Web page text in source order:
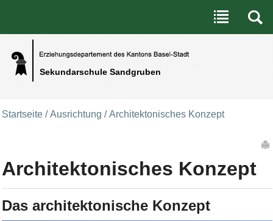
Sekundarschule Sandgruben
Benutzerspezifische Werkzeuge
Direkt zum Inhalt|Direkt zur Navigation
Startseite /Ausrichtung /Architektonisches Konzept
Architektonisches Konzept
Das architektonische Konzept